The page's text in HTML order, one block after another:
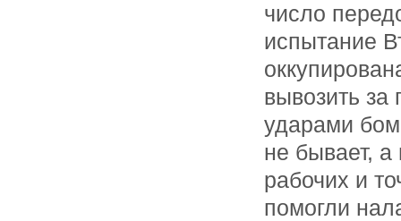
число
испытание
вывозить
ударами
не бывает, а
рабочих и
помогли